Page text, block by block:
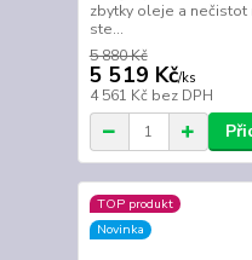
zbytky oleje a nečistot
ste...
5 880 Kč
5 519 Kč/ks
4 561 Kč bez DPH
TOP produkt
Novinka